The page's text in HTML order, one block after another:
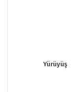
Yürüyüş